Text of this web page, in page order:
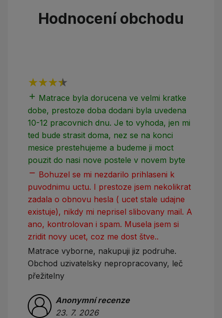
Hodnocení obchodu
add Matrace byla dorucena ve velmi kratke
dobe, prestoze doba dodani byla uvedena
10-12 pracovnich dnu. Je to vyhoda, jen mi
ted bude strasit doma, nez se na konci
mesice prestehujeme a budeme ji moct
pouzit do nasi nove postele v novem byte
remove Bohuzel se mi nezdarilo prihlaseni k
puvodnimu uctu. I prestoze jsem nekolikrat
zadala o obnovu hesla ( ucet stale udajne
existuje), nikdy mi neprisel slibovany mail. A
ano, kontrolovan i spam. Musela jsem si
zridit novy ucet, coz me dost štve..
Matrace vyborne, nakupuji jiz podruhe.
Obchod uzivatelsky nepropracovany, leč
přežitelny
Anonymní recenze
23. 7. 2026